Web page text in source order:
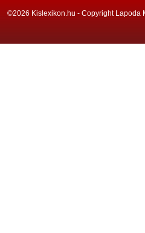
©2026 Kislexikon.hu - Copyright Lapoda